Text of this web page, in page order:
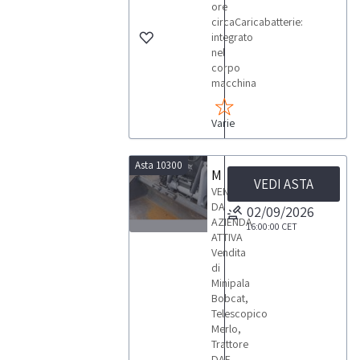
ore
circaCaricabatterie:
integrato
nel
corpo
macchina
Varie
Asta 10300
VENDITA
DA
AZIENDA
ATTIVA
Vendita
di
Minipala
Bobcat,
Telescopico
Merlo,
Trattore
VEDI ASTA
02/09/2026
16:00:00 CET